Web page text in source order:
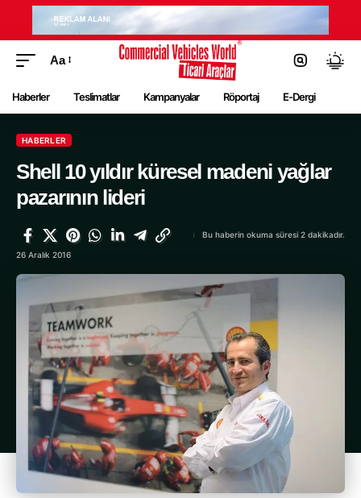
Aa
Haberler Teslimatlar Kampanyalar Röportaj E-Dergi
HABERLER
Shell 10 yıldır küresel madeni yağlar
pazarının lideri
26 Aralık 2016
Bu haberin okuma süresi 2 dakikadır.